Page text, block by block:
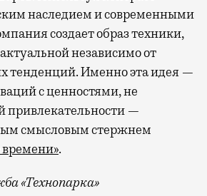
наследием и современными
создает образ техники,
независимо от
тенденций. Именно эта идея —
с ценностями, не
привлекательности —
смысловым стержнем
времени».
«Технопарка»